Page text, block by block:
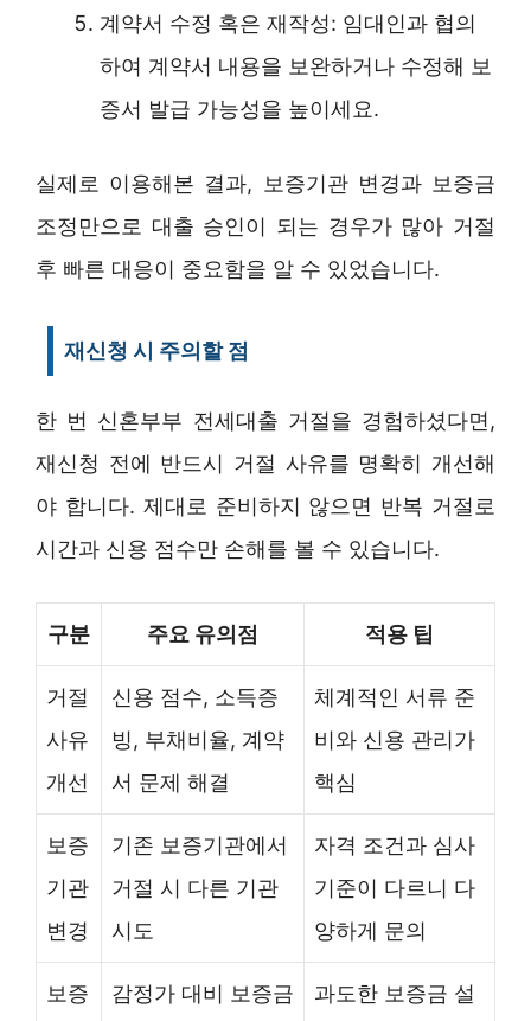
계약서 수정 혹은 재작성: 임대인과 협의
하여 계약서 내용을 보완하거나 수정해 보
증서 발급 가능성을 높이세요.
실제로 이용해본 결과, 보증기관 변경과 보증금
조정만으로 대출 승인이 되는 경우가 많아 거절
후 빠른 대응이 중요함을 알 수 있었습니다.
재신청 시 주의할 점
한 번 신혼부부 전세대출 거절을 경험하셨다면,
재신청 전에 반드시 거절 사유를 명확히 개선해
야 합니다. 제대로 준비하지 않으면 반복 거절로
시간과 신용 점수만 손해를 볼 수 있습니다.
구분 주요 유의점 적용 팁
거절
사유
개선
신용 점수, 소득증
빙, 부채비율, 계약
서 문제 해결
체계적인 서류 준
비와 신용 관리가
핵심
보증
기관
변경
기존 보증기관에서
거절 시 다른 기관
시도
자격 조건과 심사
기준이 다르니 다
양하게 문의
보증
감정가 대비 보증금
과도한 보증금 설